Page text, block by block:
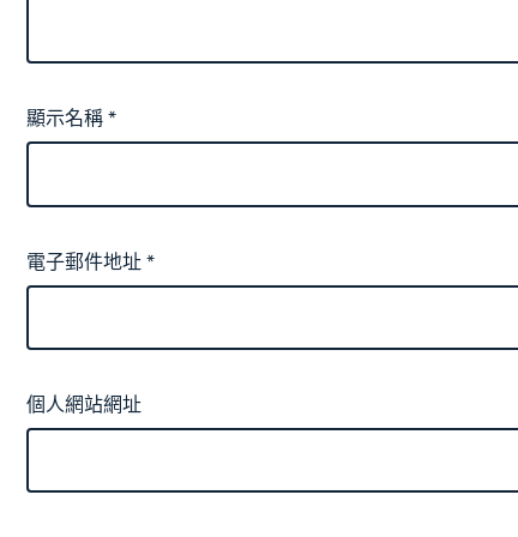
顯示名稱*
電子郵件地址*
個人網站網址